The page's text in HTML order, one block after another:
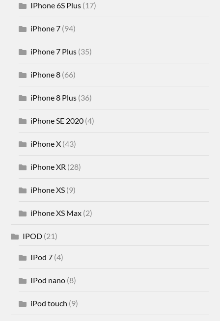
IPhone 6S Plus (17)
iPhone 7 (94)
iPhone 7 Plus (35)
iPhone 8 (66)
iPhone 8 Plus (36)
iPhone SE 2020 (4)
iPhone X (43)
iPhone XR (28)
iPhone XS (9)
iPhone XS Max (2)
IPOD (21)
IPod 7 (4)
IPod nano (8)
iPod touch (9)